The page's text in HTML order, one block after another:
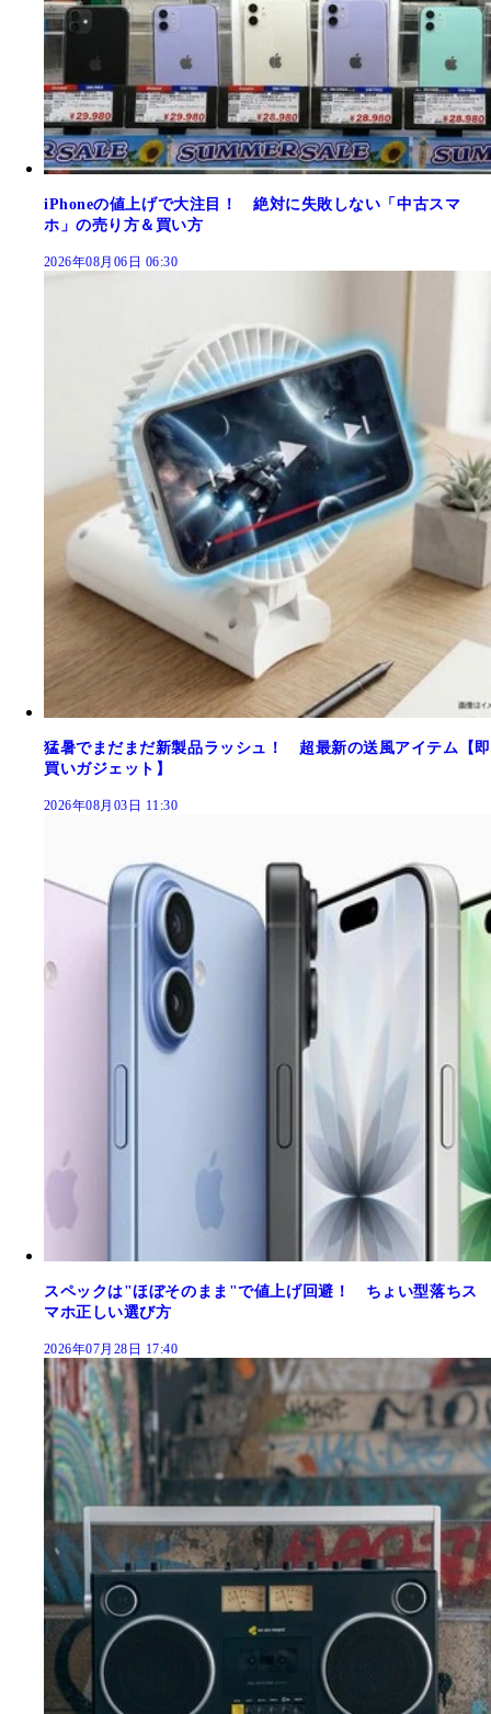
iPhoneの値上げで大注目！ 絶対に失敗しない「中古スマ
ホ」の売り方＆買い方
2026年08月06日 06:30
猛暑でまだまだ新製品ラッシュ！ 超最新の送風アイテム【即
買いガジェット】
2026年08月03日 11:30
スペックは"ほぼそのまま"で値上げ回避！ ちょい型落ちス
マホ正しい選び方
2026年07月28日 17:40